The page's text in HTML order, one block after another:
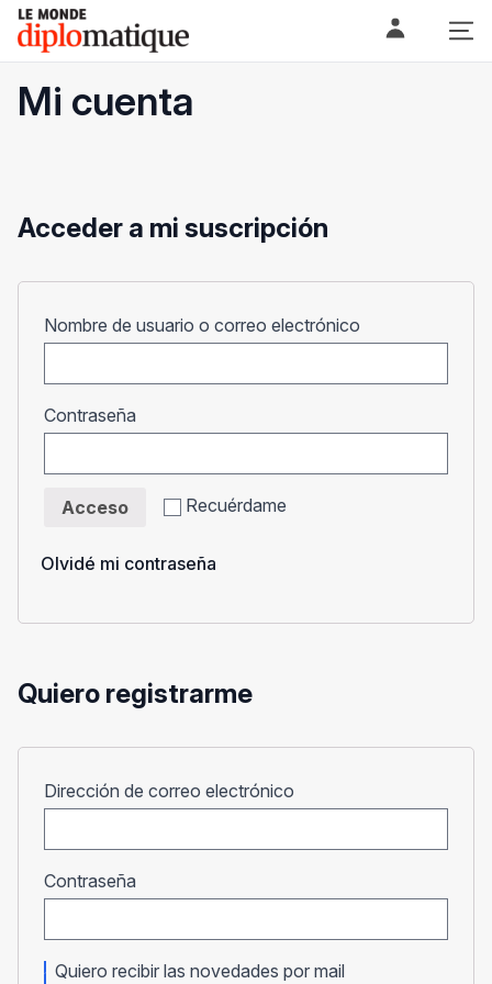
Skip
content
Le monde diplomatique
Mi cuenta
Acceder a mi suscripción
Nombre de usuario o correo electrónico
Contraseña
Recuérdame
Acceso
Olvidé mi contraseña
Quiero registrarme
Dirección de correo electrónico
Contraseña
Quiero recibir las novedades por mail